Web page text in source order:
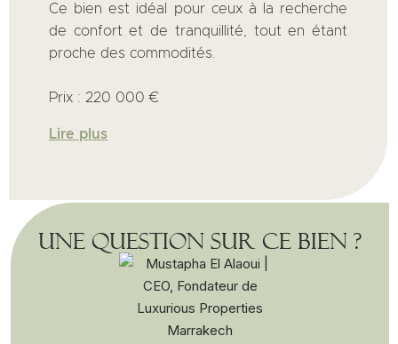
Ce bien est idéal pour ceux à la recherche
de confort et de tranquillité, tout en étant
proche des commodités.
Prix : 220 000 €
Lire plus
Une question sur ce bien ?